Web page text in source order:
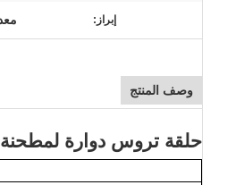
إبراز:
وصف المنتج
حلقة تروس دوارة لمطحنة